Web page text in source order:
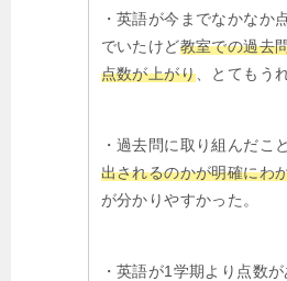
・英語が今までなかなか
でいたけど教室での過去
点数が上がり、とてもう
・過去問に取り組んだこ
出されるのかが明確にわ
が分かりやすかった。
・英語が1学期より点数